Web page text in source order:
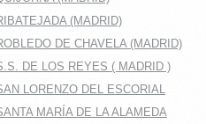
(MADRID)
DE CHAVELA (MADRID)
DE LOS REYES ( MADRID )
LORENZO DEL ESCORIAL
MARÍA DE LA ALAMEDA